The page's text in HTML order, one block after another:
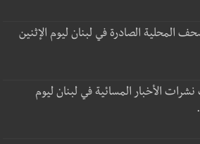
المحلية الصادرة في لبنان ليوم الإثنين
الأخبار المسائية في لبنان ليوم